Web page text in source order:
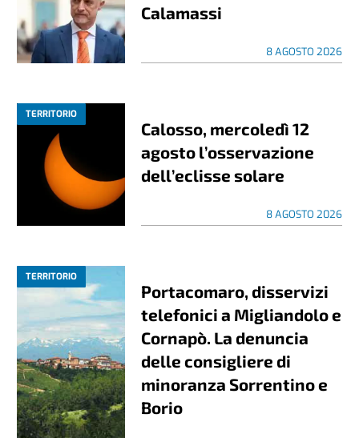
Calamassi
8 AGOSTO 2026
TERRITORIO
Calosso, mercoledì 12
agosto l’osservazione
dell’eclisse solare
8 AGOSTO 2026
TERRITORIO
Portacomaro, disservizi
telefonici a Migliandolo e
Cornapò. La denuncia
delle consigliere di
minoranza Sorrentino e
Borio